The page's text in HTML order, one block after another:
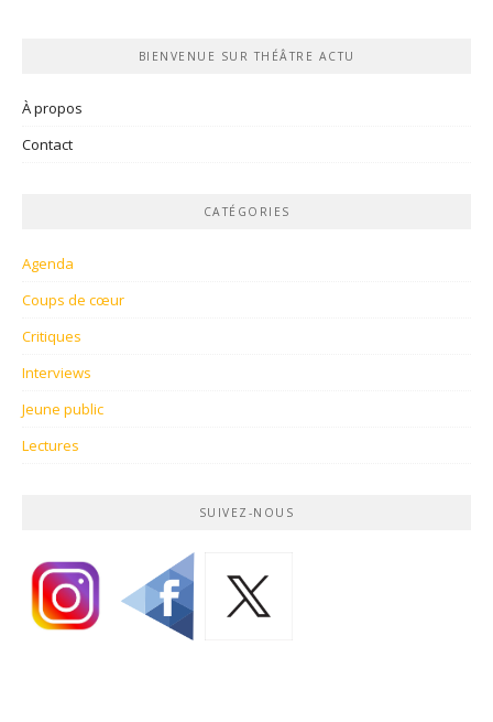
BIENVENUE SUR THÉÂTRE ACTU
À propos
Contact
CATÉGORIES
Agenda
Coups de cœur
Critiques
Interviews
Jeune public
Lectures
SUIVEZ-NOUS